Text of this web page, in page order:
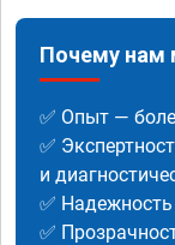
Почему нам
✅ Опыт —
✅
и
✅
✅